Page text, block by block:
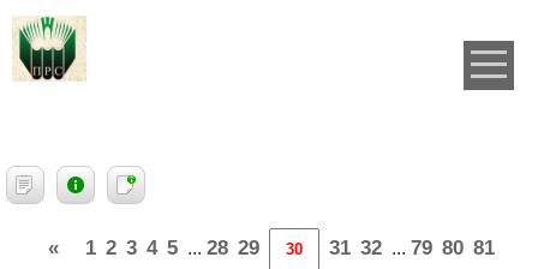
« 1 2 3 4 5 ... 28 29 31 32 ... 79 80 81